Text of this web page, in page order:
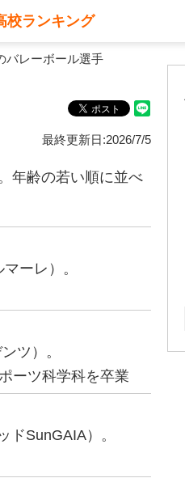
校ランキング
バレーボール選手
最終更新日:2026/7/5
年齢の若い順に並べ
ーレ）。
ツ）。
ーツ科学科を卒業
SunGAIA）。